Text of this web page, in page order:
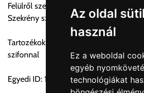
Az oldal
használ
Ez a weboldal
egyéb
technológiákat
Ingyenes szállítási lehetőség nincs!
Egyes termékek súlyát a program nem
a központ igazolja vissza. Amennyiben
gondoltnál magasabb értékben
visszaigazolástól számított 24 órán
lemondhatja, vagy kérheti a személyes
módosítását.
Felülről szerelhető
Szekrény szélessége: 500 mm
Tartozékok: Lefolyórendszer, túlfolyóval
szifonnal
Egyedi ID: 1000491408